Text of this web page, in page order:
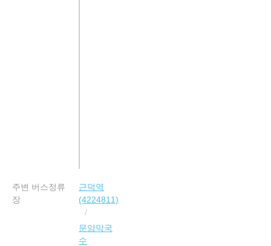
주변 버스정류
장
근덕역
(4224811)
문암막국
수